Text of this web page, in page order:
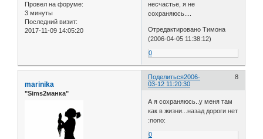
Провел на форуме:
3 минуты
Последний визит:
2017-11-09 14:05:20
несчастье, я не
сохраняюсь....
Отредактировано Тимона
(2006-04-05 11:38:12)
0
Поделиться 8
2006-
03-12 11:20:30
marinika
"Sims2манка"
А я сохраняюсь..у меня там
как в жизни...назад дороги нет
:nono:
0